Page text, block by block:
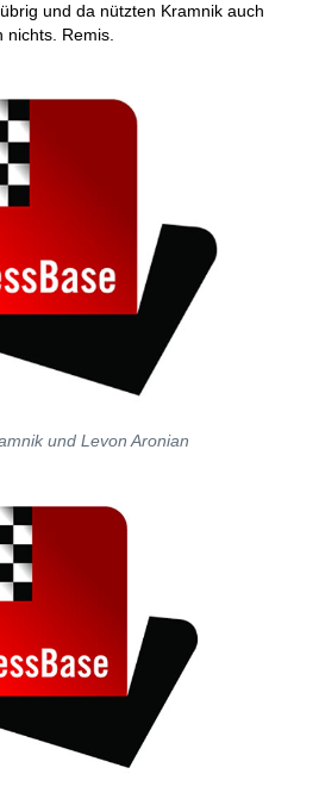
und da nützten Kramnik auch
Remis.
und Levon Aronian